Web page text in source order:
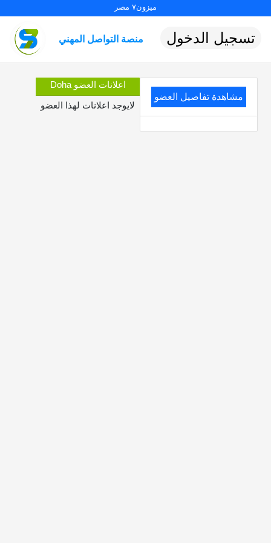
ميزون٧ مصر
منصة التواصل المهني تسجيل الدخول
مشاهدة تفاصيل العضو
اعلانات العضو Doha
لايوجد اعلانات لهذا العضو